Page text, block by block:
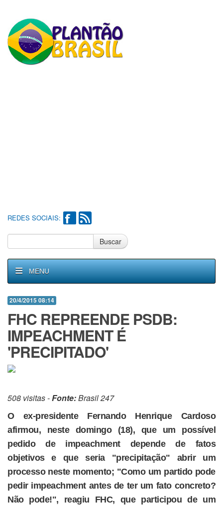
REDES SOCIAIS:
Buscar
MENU
20/4/2015 08:14
FHC REPREENDE PSDB:
IMPEACHMENT É
'PRECIPITADO'
508 visitas -Fonte:Brasil 247
O ex-presidente Fernando Henrique Cardoso
afirmou, neste domingo (18), que um possível
pedido de impeachment depende de fatos
objetivos e que seria "precipitação" abrir um
processo neste momento; "Como um partido pode
pedir impeachment antes de ter um fato concreto?
Não pode!", reagiu FHC, que participou de um